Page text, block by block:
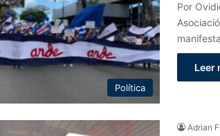
Política
Por
Leer
Adrian